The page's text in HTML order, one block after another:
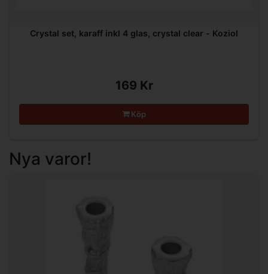
Crystal set, karaff inkl 4 glas, crystal clear - Koziol
169 Kr
Köp
Nya varor!